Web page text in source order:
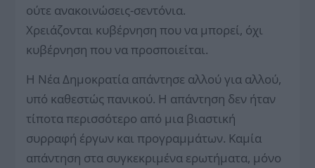
ούτε ανακοινώσεις-σεντόνια.
Χρειάζονται κυβέρνηση που να μπορεί, όχι
κυβέρνηση που να προσποιείται.
Η Νέα Δημοκρατία απάντησε αλλού για αλλού,
υπό καθεστώς πανικού. Η απάντηση δεν ήταν
τίποτα περισσότερο από μια βιαστική
συρραφή έργων και προγραμμάτων. Καμία
απάντηση στα συγκεκριμένα ερωτήματα, μόνο